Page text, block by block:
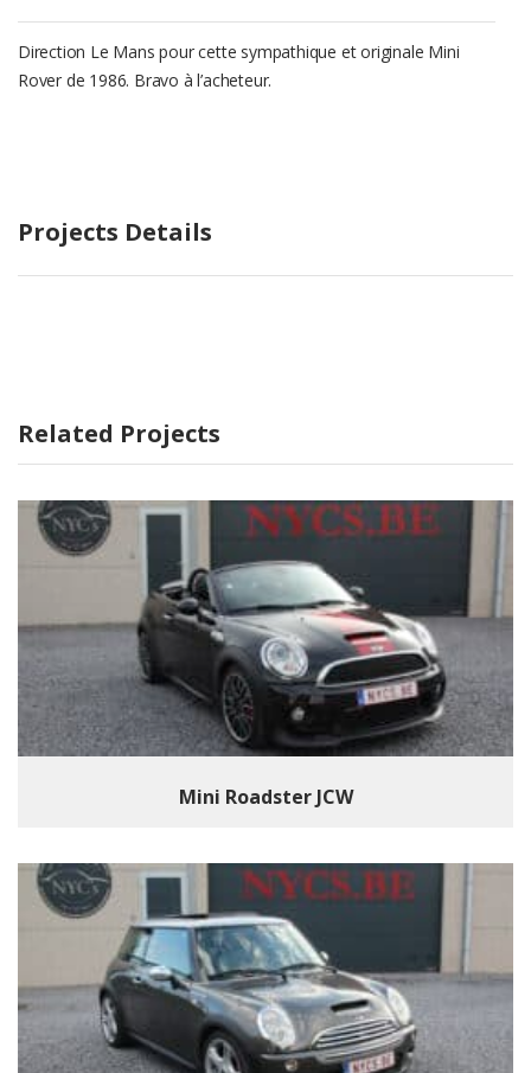
Direction Le Mans pour cette sympathique et originale Mini
Rover de 1986. Bravo à l’acheteur.
Projects Details
Related Projects
Mini Roadster JCW